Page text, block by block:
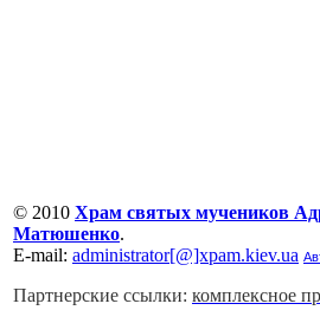
© 2010 Храм святых мучеников
Матюшенко.
Е-mail: administrator[@]xpam.kiev.ua
Партнерские ссылки: комплексное